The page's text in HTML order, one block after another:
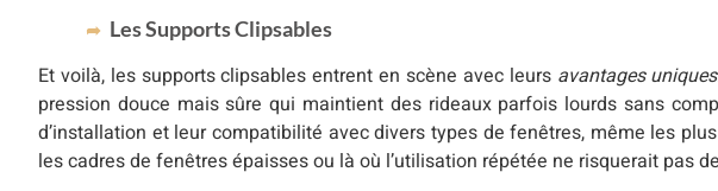
Les Supports Clipsables
Et voilà, les supports clipsables entrent en scène avec leurs avantages uniques
pression douce mais sûre qui maintient des rideaux parfois lourds sans
d’installation et leur compatibilité avec divers types de fenêtres, même les
les cadres de fenêtres épaisses ou là où l’utilisation répétée ne risquerait pas